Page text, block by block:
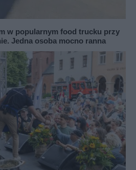
w popularnym food trucku przy
Jedna osoba mocno ranna